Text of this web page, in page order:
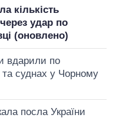
кількість
удар по
(оновлено)
вдарили по
та суднах у Чорному
посла України